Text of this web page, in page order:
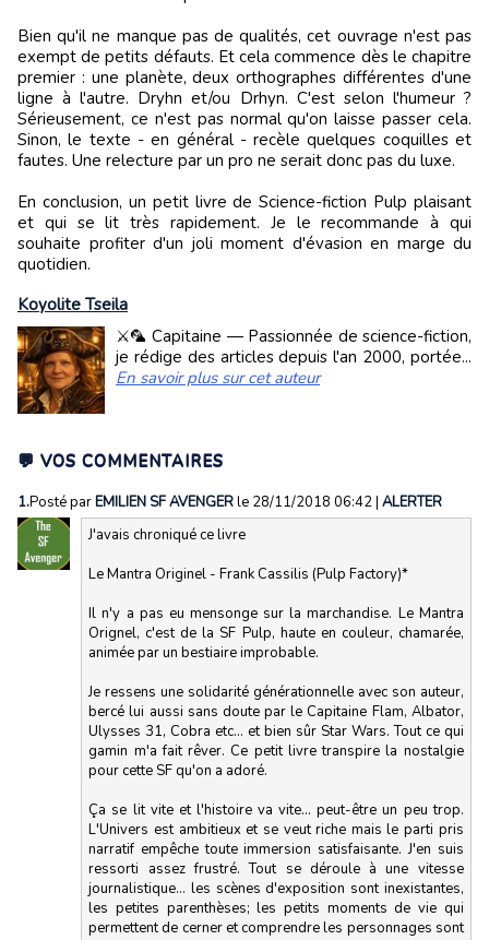
Bien qu'il ne manque pas de qualités, cet ouvrage n'est pas
exempt de petits défauts. Et cela commence dès le chapitre
premier : une planète, deux orthographes différentes d'une
ligne à l'autre. Dryhn et/ou Drhyn. C'est selon l'humeur ?
Sérieusement, ce n'est pas normal qu'on laisse passer cela.
Sinon, le texte - en général - recèle quelques coquilles et
fautes. Une relecture par un pro ne serait donc pas du luxe.
En conclusion, un petit livre de Science-fiction Pulp plaisant
et qui se lit très rapidement. Je le recommande à qui
souhaite profiter d'un joli moment d'évasion en marge du
quotidien.
Koyolite Tseila
⚔️🦜 Capitaine — Passionnée de science-fiction,
je rédige des articles depuis l'an 2000, portée...
En savoir plus sur cet auteur
💬 VOS COMMENTAIRES
1.Posté parEMILIEN SF AVENGERle 28/11/2018 06:42| ALERTER
J'avais chroniqué ce livre
Le Mantra Originel - Frank Cassilis (Pulp Factory)*
Il n'y a pas eu mensonge sur la marchandise. Le Mantra
Orignel, c'est de la SF Pulp, haute en couleur, chamarée,
animée par un bestiaire improbable.
Je ressens une solidarité générationnelle avec son auteur,
bercé lui aussi sans doute par le Capitaine Flam, Albator,
Ulysses 31, Cobra etc... et bien sûr Star Wars. Tout ce qui
gamin m'a fait rêver. Ce petit livre transpire la nostalgie
pour cette SF qu'on a adoré.
Ça se lit vite et l'histoire va vite... peut-être un peu trop.
L'Univers est ambitieux et se veut riche mais le parti pris
narratif empêche toute immersion satisfaisante. J'en suis
ressorti assez frustré. Tout se déroule à une vitesse
journalistique... les scènes d'exposition sont inexistantes,
les petites parenthèses; les petits moments de vie qui
permettent de cerner et comprendre les personnages sont